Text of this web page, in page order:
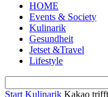
HOME
Events & Society
Kulinarik
Gesundheit
Jetset &Travel
Lifestyle
Start Kulinarik Kakao